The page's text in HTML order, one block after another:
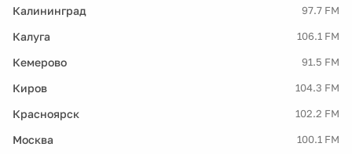
Калининград 97.7 FM
Калуга 106.1 FM
Кемерово 91.5 FM
Киров 104.3 FM
Красноярск 102.2 FM
Москва 100.1 FM